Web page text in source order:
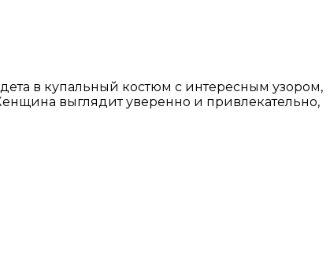
в купальный костюм с интересным узором,
выглядит уверенно и привлекательно,